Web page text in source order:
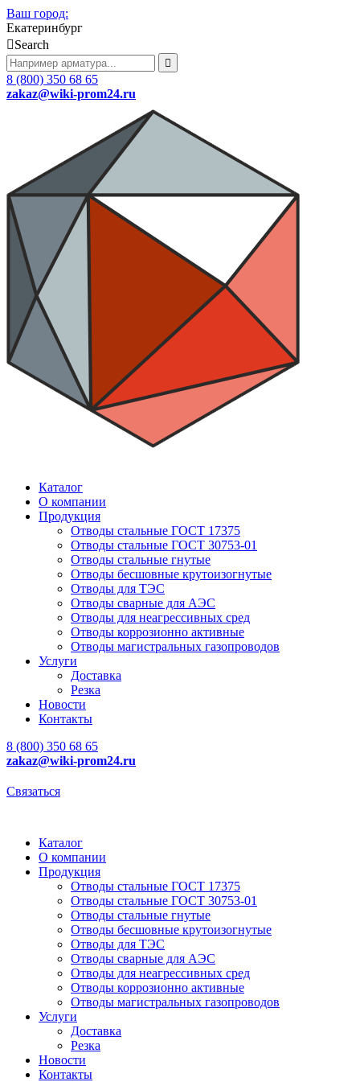
Ваш город:
Екатеринбург
Search
8 (800) 350 68 65
zakaz@wiki-prom24.ru
Каталог
О компании
Продукция
Отводы стальные ГОСТ 17375
Отводы стальные ГОСТ 30753-01
Отводы стальные гнутые
Отводы бесшовные крутоизогнутые
Отводы для ТЭС
Отводы сварные для АЭС
Отводы для неагрессивных сред
Отводы коррозионно активные
Отводы магистральных газопроводов
Услуги
Доставка
Резка
Новости
Контакты
8 (800) 350 68 65
zakaz@wiki-prom24.ru
Связаться
Каталог
О компании
Продукция
Отводы стальные ГОСТ 17375
Отводы стальные ГОСТ 30753-01
Отводы стальные гнутые
Отводы бесшовные крутоизогнутые
Отводы для ТЭС
Отводы сварные для АЭС
Отводы для неагрессивных сред
Отводы коррозионно активные
Отводы магистральных газопроводов
Услуги
Доставка
Резка
Новости
Контакты